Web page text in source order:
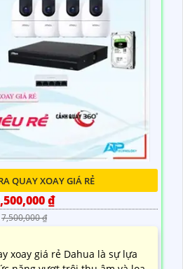
QUAY XOAY GIÁ RẺ
₫
7,500,000 ₫
xoay giá rẻ Dahua là sự lựa